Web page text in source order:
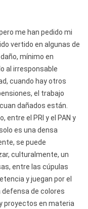
me han pedido mi
vertido en algunas de
mínimo en
al irresponsable
cuando hay otros
el trabajo
dañados están.
entre el PRI y el PAN y
es una densa
se puede
culturalmente, un
entre las cúpulas
y juegan por el
de colores
proyectos en materia